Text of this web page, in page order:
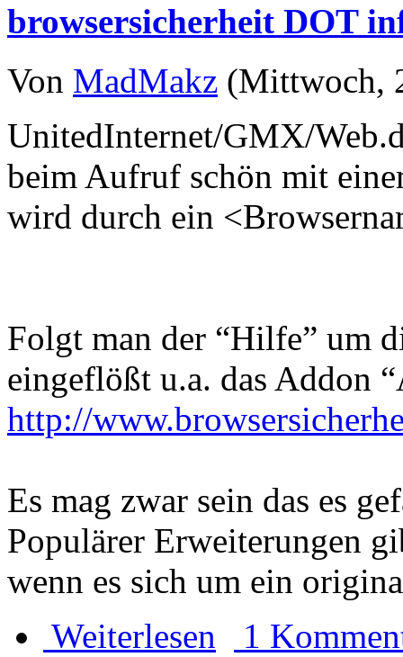
browsersicherheit DOT
Von MadMakz (Mittwoch,
UnitedInternet/GMX/
beim Aufruf schön mit
wird durch ein
Folgt man der “Hilfe” um
eingeflößt u.a. das Addon
http://
Es mag zwar sein das es
Populärer Erweiterungen
wenn es sich um ein
Weiterlesen
1